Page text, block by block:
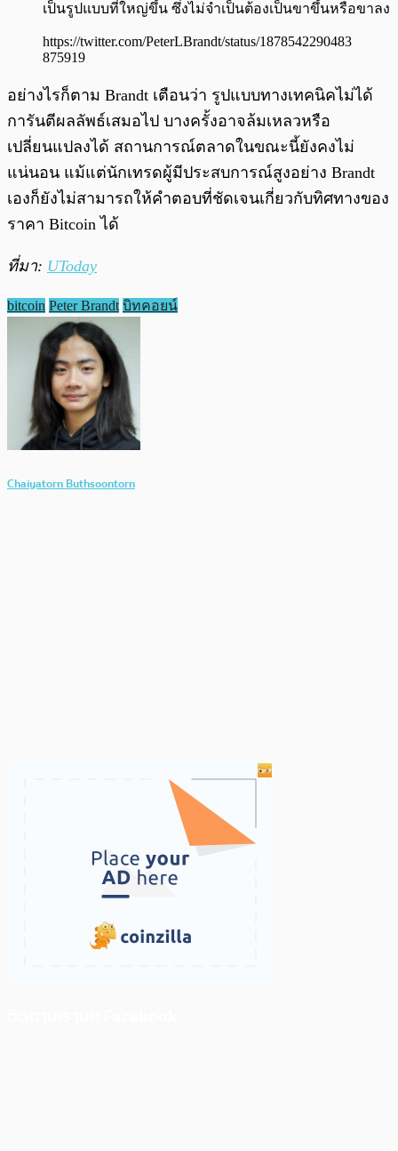
เป็นรูปแบบที่ใหญ่ขึ้น ซึ่งไม่จำเป็นต้องเป็นขาขึ้นหรือขาลง
https://twitter.com/PeterLBrandt/status/1878542290483
875919
อย่างไรก็ตาม Brandt เตือนว่า รูปแบบทางเทคนิคไม่ได้
การันตีผลลัพธ์เสมอไป บางครั้งอาจล้มเหลวหรือ
เปลี่ยนแปลงได้ สถานการณ์ตลาดในขณะนี้ยังคงไม่
แน่นอน แม้แต่นักเทรดผู้มีประสบการณ์สูงอย่าง Brandt
เองก็ยังไม่สามารถให้คำตอบที่ชัดเจนเกี่ยวกับทิศทางของ
ราคา Bitcoin ได้
ที่มา: UToday
bitcoin Peter Brandt บิทคอยน์
Chaiyatorn Buthsoontorn